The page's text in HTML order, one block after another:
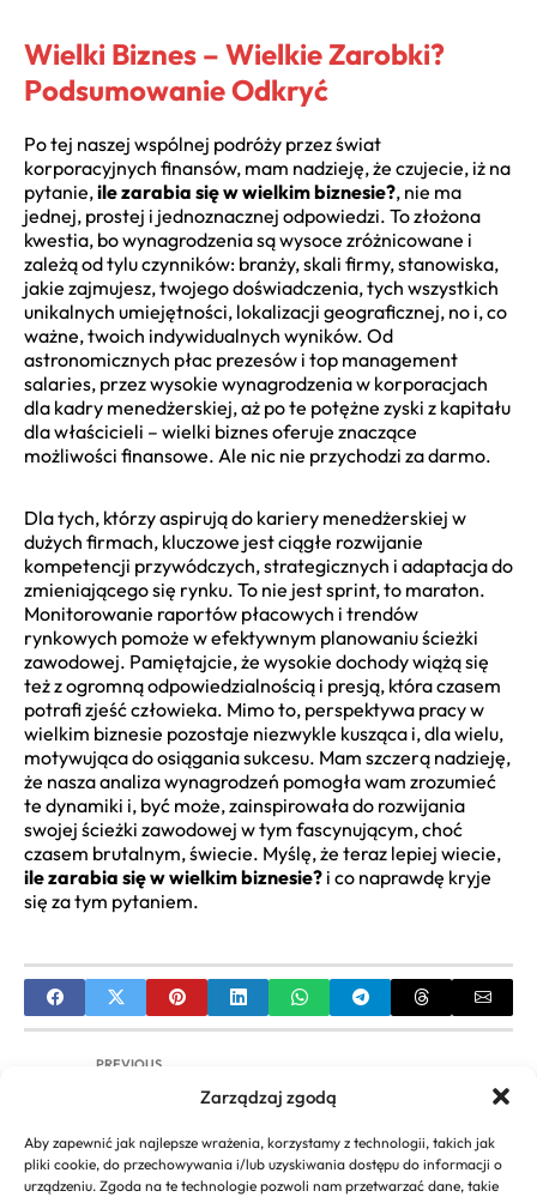
Zarządzaj zgodą
Aby zapewnić jak najlepsze wrażenia, korzystamy z technologii, takich jak
pliki cookie, do przechowywania i/lub uzyskiwania dostępu do informacji o
urządzeniu. Zgoda na te technologie pozwoli nam przetwarzać dane, takie
Wielki Biznes – Wielkie Zarobki?
Podsumowanie Odkryć
Po tej naszej wspólnej podróży przez świat
korporacyjnych finansów, mam nadzieję, że czujecie, iż na
pytanie,ile zarabia się w wielkim biznesie?, nie ma
jednej, prostej i jednoznacznej odpowiedzi. To złożona
kwestia, bo wynagrodzenia są wysoce zróżnicowane i
zależą od tylu czynników: branży, skali firmy, stanowiska,
jakie zajmujesz, twojego doświadczenia, tych wszystkich
unikalnych umiejętności, lokalizacji geograficznej, no i, co
ważne, twoich indywidualnych wyników. Od
astronomicznych płac prezesów i top management
salaries, przez wysokie wynagrodzenia w korporacjach
dla kadry menedżerskiej, aż po te potężne zyski z kapitału
dla właścicieli – wielki biznes oferuje znaczące
możliwości finansowe. Ale nic nie przychodzi za darmo.
Dla tych, którzy aspirują do kariery menedżerskiej w
dużych firmach, kluczowe jest ciągłe rozwijanie
kompetencji przywódczych, strategicznych i adaptacja do
zmieniającego się rynku. To nie jest sprint, to maraton.
Monitorowanie raportów płacowych i trendów
rynkowych pomoże w efektywnym planowaniu ścieżki
zawodowej. Pamiętajcie, że wysokie dochody wiążą się
też z ogromną odpowiedzialnością i presją, która czasem
potrafi zjeść człowieka. Mimo to, perspektywa pracy w
wielkim biznesie pozostaje niezwykle kusząca i, dla wielu,
motywująca do osiągania sukcesu. Mam szczerą nadzieję,
że nasza analiza wynagrodzeń pomogła wam zrozumieć
te dynamiki i, być może, zainspirowała do rozwijania
swojej ścieżki zawodowej w tym fascynującym, choć
czasem brutalnym, świecie. Myślę, że teraz lepiej wiecie,
ile zarabia się w wielkim biznesie? i co naprawdę kryje
się za tym pytaniem.
PREVIOUS
Salon Biznesowy: Przewodnik po Typach,
NEXT